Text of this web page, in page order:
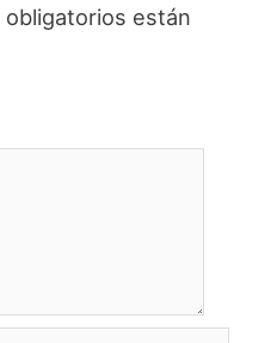
obligatorios están